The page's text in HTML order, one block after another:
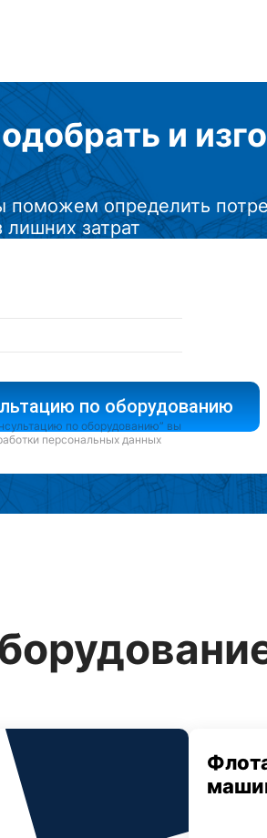
и
поможем определить
затрат
по оборудованию
по оборудованию” вы
персональных данных